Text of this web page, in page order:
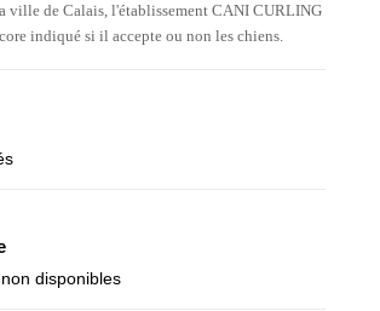
ville de Calais, l'établissement CANI CURLING
indiqué si il accepte ou non les chiens.
disponibles